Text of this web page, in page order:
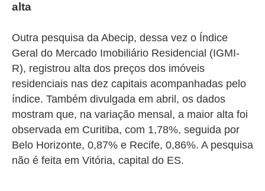
alta
Outra pesquisa da Abecip, dessa vez o Índice
Geral do Mercado Imobiliário Residencial (IGMI-
R), registrou alta dos preços dos imóveis
residenciais nas dez capitais acompanhadas pelo
índice. Também divulgada em abril, os dados
mostram que, na variação mensal, a maior alta foi
observada em Curitiba, com 1,78%, seguida por
Belo Horizonte, 0,87% e Recife, 0,86%. A pesquisa
não é feita em Vitória, capital do ES.